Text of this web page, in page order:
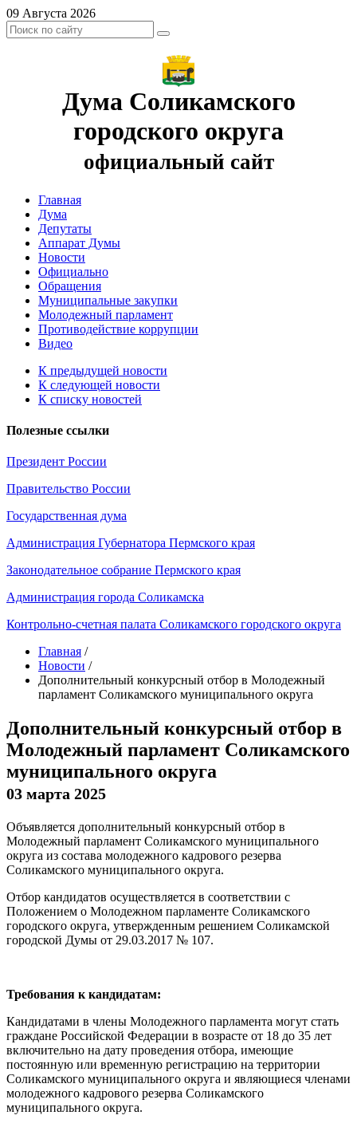
09 Августа 2026
Дума Соликамского
городского округа
официальный сайт
Главная
Дума
Депутаты
Аппарат Думы
Новости
Официально
Обращения
Муниципальные закупки
Молодежный парламент
Противодействие коррупции
Видео
К предыдущей новости
К следующей новости
К списку новостей
Полезные ссылки
Президент России
Правительство России
Государственная дума
Администрация Губернатора Пермского края
Законодательное собрание Пермского края
Администрация города Соликамска
Контрольно-счетная палата Соликамского городского округа
Главная /
Новости /
Дополнительный конкурсный отбор в Молодежный
парламент Соликамского муниципального округа
Дополнительный конкурсный отбор в
Молодежный парламент Соликамского
муниципального округа
03 марта 2025
Объявляется дополнительный конкурсный отбор в
Молодежный парламент Соликамского муниципального
округа из состава молодежного кадрового резерва
Соликамского муниципального округа.
Отбор кандидатов осуществляется в соответствии с
Положением о Молодежном парламенте Соликамского
городского округа, утвержденным решением Соликамской
городской Думы от 29.03.2017 № 107.
Требования к кандидатам:
Кандидатами в члены Молодежного парламента могут стать
граждане Российской Федерации в возрасте от 18 до 35 лет
включительно на дату проведения отбора, имеющие
постоянную или временную регистрацию на территории
Соликамского муниципального округа и являющиеся членами
молодежного кадрового резерва Соликамского
муниципального округа.